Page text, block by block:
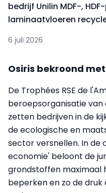
bedrijf Unilin MDF-,
laminaatvloeren
6 juli 2026
Osiris bekroond
De Trophées RSE de
beroepsorganisatie van
zetten bedrijven in de
de ecologische en
sector versnellen. In de
economie' beloont de
grondstoffen maximaal
beperken en zo de